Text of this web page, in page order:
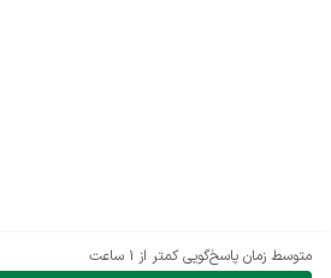
متوسط زمان پاسخ‌گویی کمتر از 1 ساعت